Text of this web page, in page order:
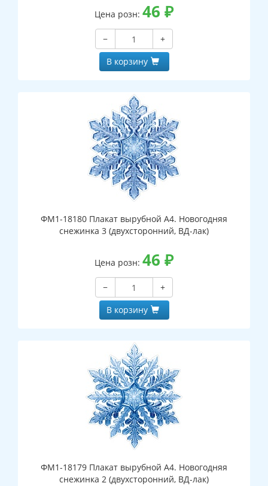
Цена розн: 46 ₽
−
+
В корзину
ФМ1-18180 Плакат вырубной А4. Новогодняя
снежинка 3 (двухсторонний, ВД-лак)
Цена розн: 46 ₽
−
+
В корзину
ФМ1-18179 Плакат вырубной А4. Новогодняя
снежинка 2 (двухсторонний, ВД-лак)